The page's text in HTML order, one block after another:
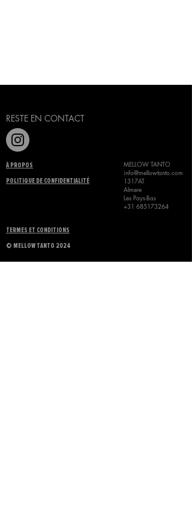
RESTE EN CONTACT
À PROPOS
POLITIQUE DE CONFIDENTIALITÉ
MELLOW TANTO
info@mellowtanto.com
1317AT
Almere
Les Pays-Bas
+31 685173264
TERMES ET CONDITIONS
© MELLOW TANTO 2024